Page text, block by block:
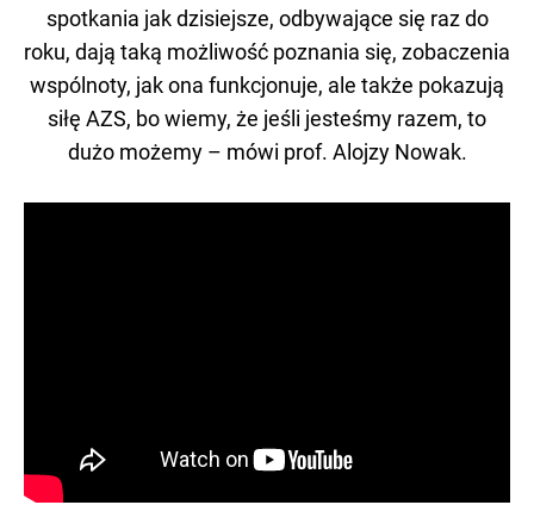
spotkania jak dzisiejsze, odbywające się raz do
roku, dają taką możliwość poznania się, zobaczenia
wspólnoty, jak ona funkcjonuje, ale także pokazują
siłę AZS, bo wiemy, że jeśli jesteśmy razem, to
dużo możemy – mówi prof. Alojzy Nowak.